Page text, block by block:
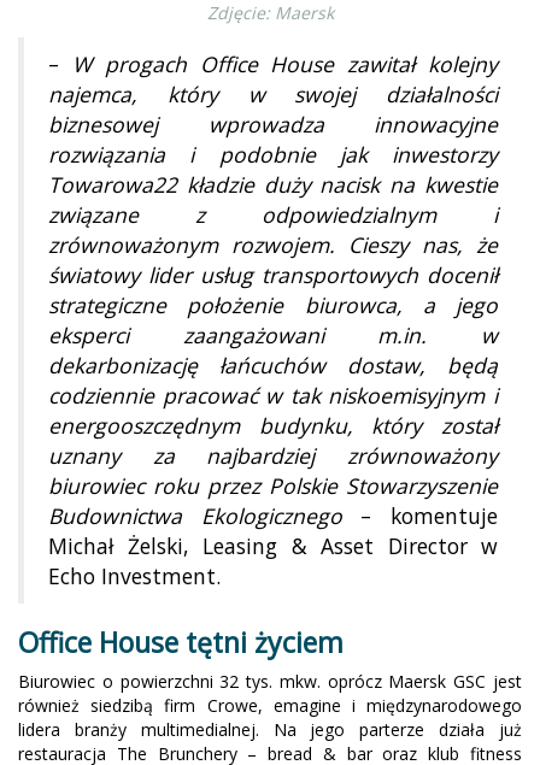
Zdjęcie: Maersk
–
W progach Office House zawitał kolejny
najemca, który w swojej działalności
biznesowej wprowadza innowacyjne
rozwiązania i podobnie jak inwestorzy
Towarowa22 kładzie duży nacisk na kwestie
związane z odpowiedzialnym i
zrównoważonym rozwojem. Cieszy nas, że
światowy lider usług transportowych docenił
strategiczne położenie biurowca, a jego
eksperci zaangażowani m.in. w
dekarbonizację łańcuchów dostaw, będą
codziennie pracować w tak niskoemisyjnym i
energooszczędnym budynku, który został
uznany za najbardziej zrównoważony
biurowiec roku przez Polskie Stowarzyszenie
Budownictwa Ekologicznego– komentuje
Michał Żelski, Leasing & Asset Director w
Echo Investment.
Office House tętni życiem
Biurowiec o powierzchni 32 tys. mkw. oprócz Maersk GSC jest
również siedzibą firm Crowe, emagine i międzynarodowego
lidera branży multimedialnej. Na jego parterze działa już
restauracja The Brunchery – bread & bar oraz klub fitness